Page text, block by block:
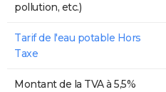
pollution, etc.)
Tarif de l'eau potable Hors
Taxe
Montant de la TVA à 5,5%